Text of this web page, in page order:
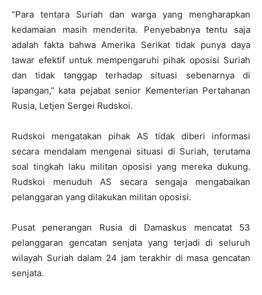
“Para tentara Suriah dan warga yang mengharapkan
kedamaian masih menderita. Penyebabnya tentu saja
adalah fakta bahwa Amerika Serikat tidak punya daya
tawar efektif untuk mempengaruhi pihak oposisi Suriah
dan tidak tanggap terhadap situasi sebenarnya di
lapangan,” kata pejabat senior Kementerian Pertahanan
Rusia, Letjen Sergei Rudskoi.
Rudskoi mengatakan pihak AS tidak diberi informasi
secara mendalam mengenai situasi di Suriah, terutama
soal tingkah laku militan oposisi yang mereka dukung.
Rudskoi menuduh AS secara sengaja mengabaikan
pelanggaran yang dilakukan militan oposisi.
Pusat penerangan Rusia di Damaskus mencatat 53
pelanggaran gencatan senjata yang terjadi di seluruh
wilayah Suriah dalam 24 jam terakhir di masa gencatan
senjata.